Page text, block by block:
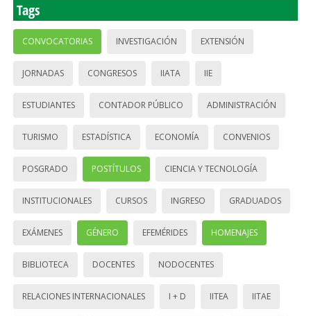
Tags
CONVOCATORIAS INVESTIGACIÓN EXTENSIÓN
JORNADAS CONGRESOS IIATA IIE
ESTUDIANTES CONTADOR PÚBLICO ADMINISTRACIÓN
TURISMO ESTADÍSTICA ECONOMÍA CONVENIOS
POSGRADO POSTÍTULOS CIENCIA Y TECNOLOGÍA
INSTITUCIONALES CURSOS INGRESO GRADUADOS
EXÁMENES GÉNERO EFEMÉRIDES HOMENAJES
BIBLIOTECA DOCENTES NODOCENTES
RELACIONES INTERNACIONALES I + D IITEA IITAE